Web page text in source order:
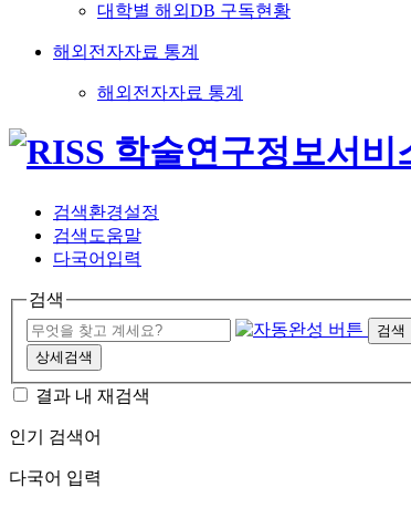
대학별 해외DB 구독현황
해외전자자료 통계
해외전자자료 통계
검색환경설정
검색도움말
다국어입력
검색
검색
상세검색
결과 내 재검색
인기 검색어
다국어 입력